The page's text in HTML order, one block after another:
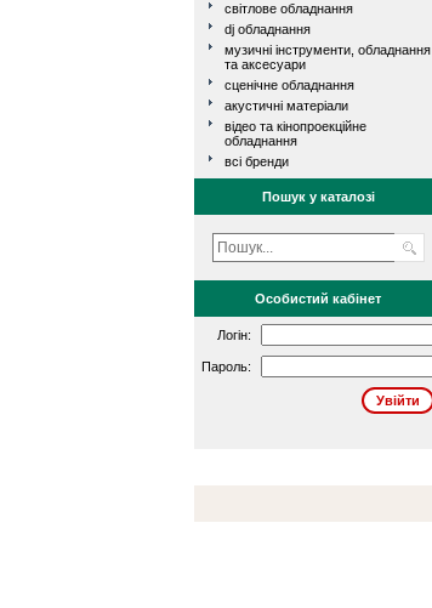
світлове обладнання
dj обладнання
музичні інструменти, обладнання
та аксесуари
сценічне обладнання
акустичні матеріали
відео та кінопроекційне
обладнання
всі бренди
Пошук у каталозі
Особистий кабінет
Логін:
Пароль: